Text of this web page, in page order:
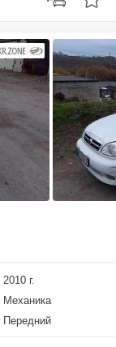
2010 г.
Механика
Передний